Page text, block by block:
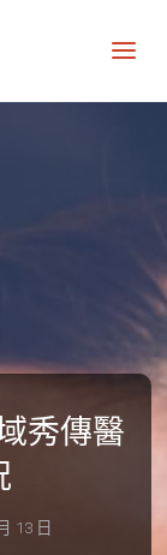
秀傳醫
13 日